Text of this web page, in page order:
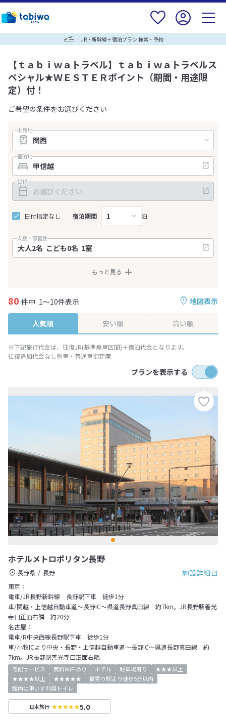
JR・新幹線＋宿泊プラン 検索・予約
【ｔａｂｉｗａトラベル】ｔａｂｉｗａトラベルス
ペシャル★ＷＥＳＴＥＲポイント（期間・用途限
定）付！
ご希望の条件をお選びください
出発地
宿泊地
日程
日付指定なし 宿泊期間 泊
人数・部屋数
もっと見る
地図表示
80 件中 1～10件表示
人気順 安い順 高い順
※下記旅行代金は、往復JR(基準乗車区間)＋宿泊代金となります。
往復追加代金なし列車・普通車指定席
プランを表示する
ホテルメトロポリタン長野
施設詳細
長野県
長野
東京：
電車/JR長野新幹線 長野駅下車 徒歩1分
車/関越・上信越自動車道～長野IC～県道長野真田線 約7km。JR長野駅善光
寺口正面右隣 約20分
名古屋：
電車/R中央西線長野駅下車 徒歩1分
車/小牧ICより中央・長野・上信越自動車道～長野IC～県道長野真田線 約
7km。JR長野駅善光寺口正面右隣
宅配サービス 無料WiFiあり ホテル 駐車場有り
★★★以上
★★★★以上
★★★★★
最寄り駅より徒歩5分以内
館内に車いす利用トイレ
日本旅行 5.0